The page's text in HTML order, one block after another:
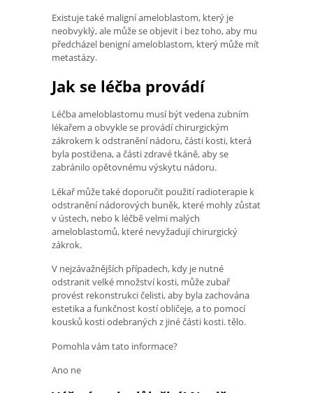
Existuje také maligní ameloblastom, který je
neobvyklý, ale může se objevit i bez toho, aby mu
předcházel benigní ameloblastom, který může mít
metastázy.
Jak se léčba provádí
Léčba ameloblastomu musí být vedena zubním
lékařem a obvykle se provádí chirurgickým
zákrokem k odstranění nádoru, části kosti, která
byla postižena, a části zdravé tkáně, aby se
zabránilo opětovnému výskytu nádoru.
Lékař může také doporučit použití radioterapie k
odstranění nádorových buněk, které mohly zůstat
v ústech, nebo k léčbě velmi malých
ameloblastomů, které nevyžadují chirurgický
zákrok.
V nejzávažnějších případech, kdy je nutné
odstranit velké množství kosti, může zubař
provést rekonstrukci čelisti, aby byla zachována
estetika a funkčnost kostí obličeje, a to pomocí
kousků kosti odebraných z jiné části kosti. tělo.
Pomohla vám tato informace?
Ano ne